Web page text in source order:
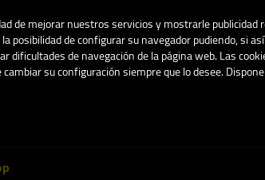
de mejorar nuestros servicios y mostrarle publicidad
de configurar su navegador pudiendo, si
de navegación de la página web. Las
su configuración siempre que lo desee.
Blancanieves 1 Str.